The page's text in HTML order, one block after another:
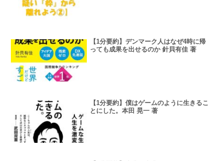
【1分要約】デンマーク人はなぜ4時に帰
っても成果を出せるのか 針貝有佳 著
【1分要約】僕はゲームのように生きるこ
とにした。本田 晃一 著